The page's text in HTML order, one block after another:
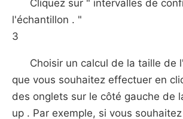
Cliquez sur " intervalles de
l'échantillon . "
3
Choisir un calcul de la taille de
que vous souhaitez effectuer en
des onglets sur le côté gauche de
up . Par exemple, si vous